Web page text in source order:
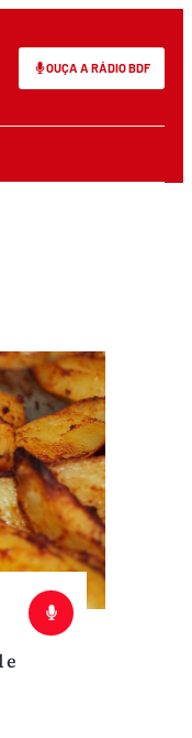
OUÇA A RÁDIO BDF
e